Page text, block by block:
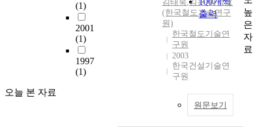
(1)
2001
(1)
1997
(1)
오늘 본 자료
출력
김태욱,김은,황성호
(한국철도기술연구
원)
한국철도기술연
구원
2003
한국건설기술연
구원
원문보기
높
은
자
료